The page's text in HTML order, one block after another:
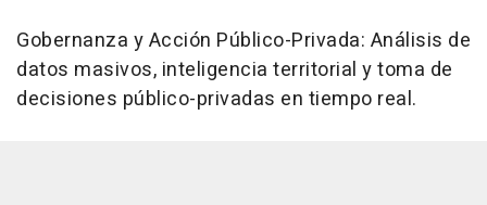
Gobernanza y Acción Público-Privada: Análisis de
datos masivos, inteligencia territorial y toma de
decisiones público-privadas en tiempo real.